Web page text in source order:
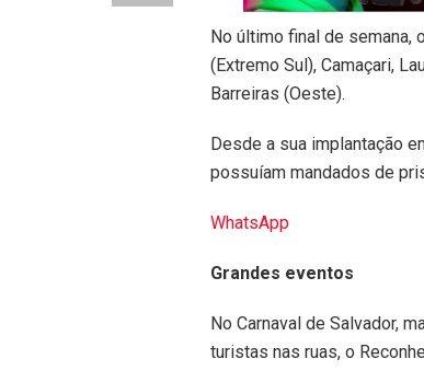
No último final de semana,
(Extremo Sul), Camaçari,
Barreiras (Oeste).
Desde a sua implantação
possuíam mandados de
WhatsApp
Grandes eventos
No Carnaval de Salvador,
turistas nas ruas, o